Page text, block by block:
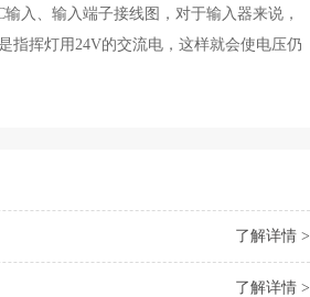
入、输入端子接线图，对于输入器来说，
指挥灯用24V的交流电，这样就会使电压仍
了解详情 >
了解详情 >